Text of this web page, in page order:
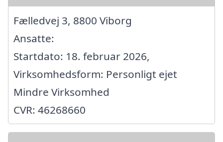
Fælledvej 3, 8800 Viborg
Ansatte:
Startdato: 18. februar 2026,
Virksomhedsform: Personligt ejet
Mindre Virksomhed
CVR: 46268660